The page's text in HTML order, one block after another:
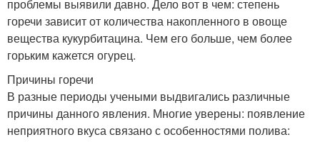
проблемы выявили давно. Дело вот в чем: степень
горечи зависит от количества накопленного в овоще
вещества кукурбитацина. Чем его больше, чем более
горьким кажется огурец.
Причины горечи
В разные периоды учеными выдвигались различные
причины данного явления. Многие уверены: появление
неприятного вкуса связано с особенностями полива: